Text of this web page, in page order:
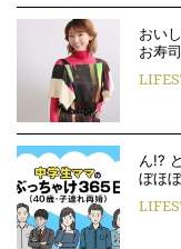
おい
お寿
ん!?
ぼほ